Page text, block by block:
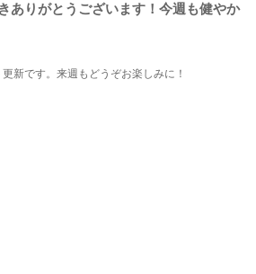
ありがとうございます！今週も健やか
新です。来週もどうぞお楽しみに！